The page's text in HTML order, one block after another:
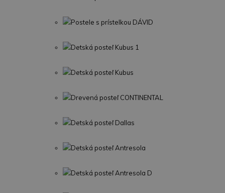
Postele s prístelkou DÁVID
Detská posteľ Kubus 1
Detská posteľ Kubus
Drevená posteľ CONTINENTAL
Detská posteľ Dallas
Detská posteľ Antresola
Detská posteľ Antresola D